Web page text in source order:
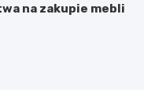
na zakupie mebli